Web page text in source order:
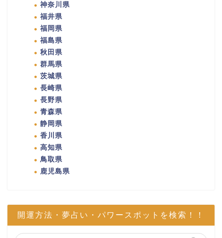
神奈川県
福井県
福岡県
福島県
秋田県
群馬県
茨城県
長崎県
長野県
青森県
静岡県
香川県
高知県
鳥取県
鹿児島県
開運方法・夢占い・パワースポットを検索！！